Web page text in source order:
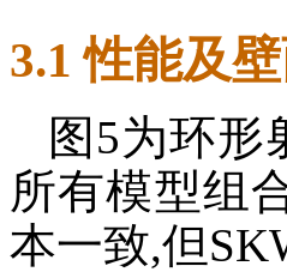
3.1 性能及
图5为环形
所有模型组
本一致,但